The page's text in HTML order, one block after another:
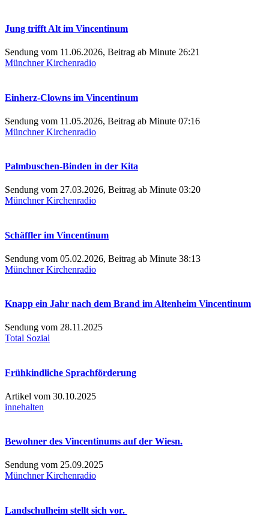
Jung trifft Alt im Vincentinum
Sendung vom 11.06.2026, Beitrag ab Minute 26:21
Münchner Kirchenradio
Einherz-Clowns im Vincentinum
Sendung vom 11.05.2026, Beitrag ab Minute 07:16
Münchner Kirchenradio
Palmbuschen-Binden in der Kita
Sendung vom 27.03.2026, Beitrag ab Minute 03:20
Münchner Kirchenradio
Schäffler im Vincentinum
Sendung vom 05.02.2026, Beitrag ab Minute 38:13
Münchner Kirchenradio
Knapp ein Jahr nach dem Brand im Altenheim Vincentinum
Sendung vom 28.11.2025
Total Sozial
Frühkindliche Sprachförderung
Artikel vom 30.10.2025
innehalten
Bewohner des Vincentinums auf der Wiesn.
Sendung vom 25.09.2025
Münchner Kirchenradio
Landschulheim stellt sich vor.